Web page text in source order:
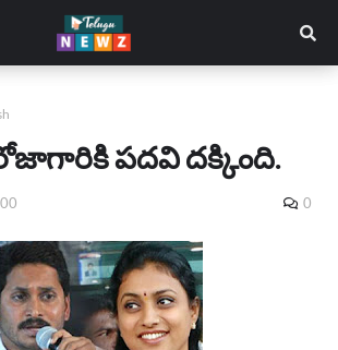
పదవి దక్కింది.
0